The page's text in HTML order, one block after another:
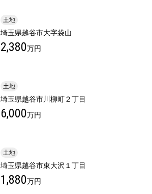
土地
埼玉県越谷市大字袋山
2,380万円
土地
埼玉県越谷市川柳町２丁目
6,000万円
土地
埼玉県越谷市東大沢１丁目
1,880万円